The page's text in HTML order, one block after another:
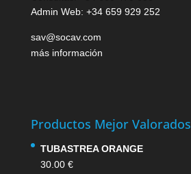
Admin Web: +34 659 929 252
sav@socav.com
más información
Productos Mejor Valorados
TUBASTREA ORANGE
30.00 €